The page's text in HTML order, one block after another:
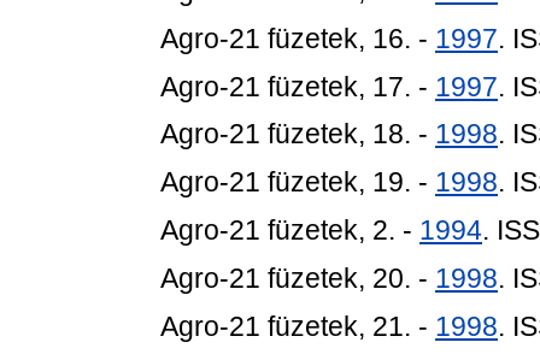
Agro-21 füzetek, 16. - 1997.
Agro-21 füzetek, 17. - 1997.
Agro-21 füzetek, 18. - 1998.
Agro-21 füzetek, 19. - 1998.
Agro-21 füzetek, 2. - 1994.
Agro-21 füzetek, 20. - 1998.
Agro-21 füzetek, 21. - 1998.